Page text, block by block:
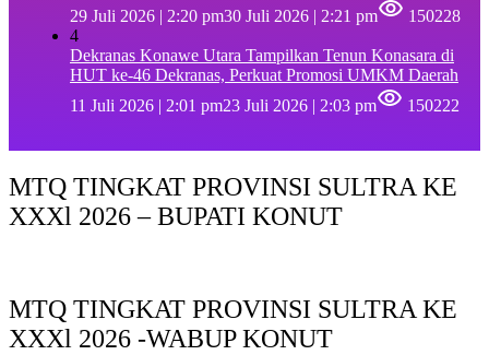
29 Juli 2026 | 2:20 pm30 Juli 2026 | 2:21 pm
150228
4
Dekranas Konawe Utara Tampilkan Tenun Konasara di
HUT ke-46 Dekranas, Perkuat Promosi UMKM Daerah
11 Juli 2026 | 2:01 pm23 Juli 2026 | 2:03 pm 150222
MTQ TINGKAT PROVINSI SULTRA KE
XXXl 2026 – BUPATI KONUT
MTQ TINGKAT PROVINSI SULTRA KE
XXXl 2026 -WABUP KONUT